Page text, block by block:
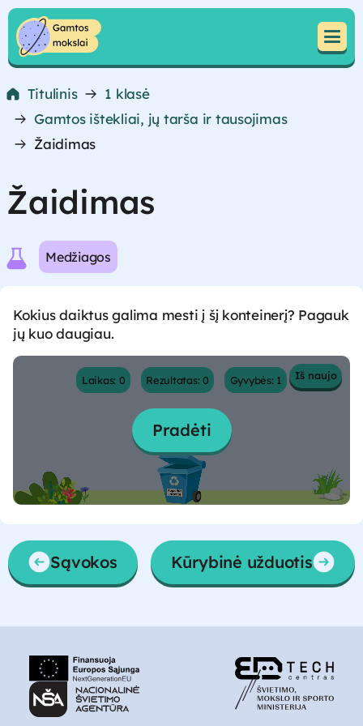
Pereiti prie turinio
Pereiti prie turinio
Titulinis
1 klasė
Gamtos ištekliai, jų tarša ir tausojimas
Žaidimas
Žaidimas
Medžiagos
Kokius daiktus galima mesti į šį konteinerį? Pagauk
jų kuo daugiau.
Pradėti
Laikas: 0 Rezultatas: 0 Gyvybės: 1 Iš naujo
Sąvokos Kūrybinė užduotis